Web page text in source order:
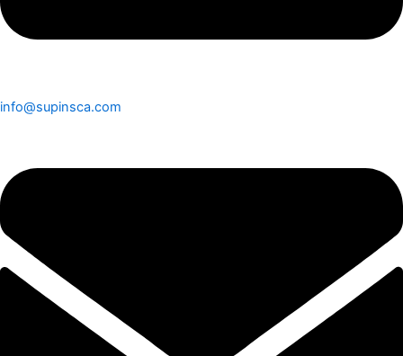
info@supinsca.com